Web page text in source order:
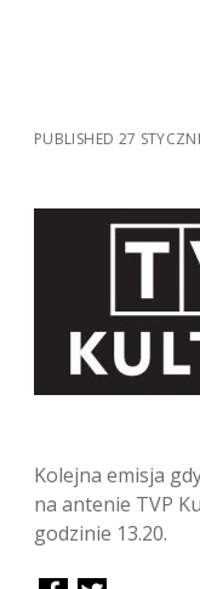
PUBLISHED 27
Kolejna emisja
na antenie TVP
godzinie 13.20.